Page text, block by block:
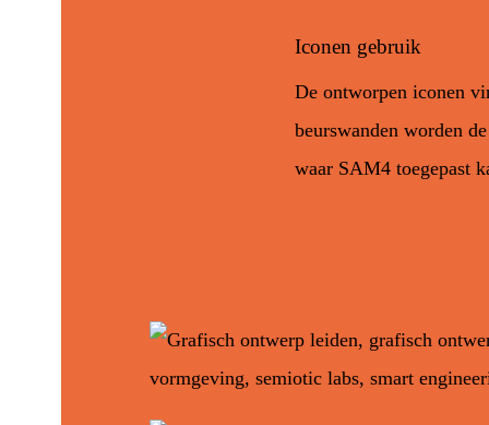
Iconen gebruik
De ontworpen iconen
beurswanden worden
waar SAM4 toegepast